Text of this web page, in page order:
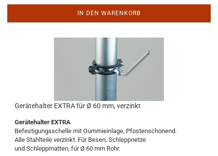
IN DEN WARENKORB
Gerätehalter EXTRA für Ø 60 mm, verzinkt
Gerätehalter EXTRA
Befestigungsschelle mit Gummieinlage, Pfostenschonend.
Alle Stahlteile verzinkt. Für Besen, Schleppnetze
und Schleppmatten, für Ø 60 mm Rohr.